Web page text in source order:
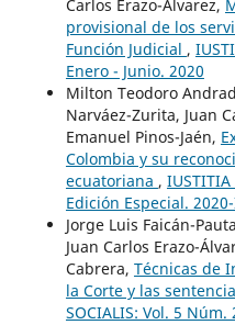
Carlos Erazo-Álvarez,
provisional de los
Función Judicial ,
Enero - Junio. 2020
Milton Teodoro
Narváez-Zurita, Juan
Emanuel Pinos-Jaén,
Colombia y su
ecuatoriana ,
Edición Especial.
Jorge Luis Faicán-
Juan Carlos Erazo-
Cabrera, Técnicas de
la Corte y las
SOCIALIS: Vol. 5